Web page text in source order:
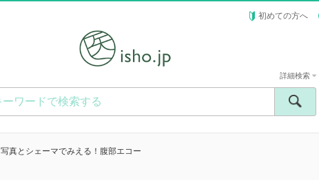
初めての方へ
詳細検索
写真とシェーマでみえる！腹部エコー